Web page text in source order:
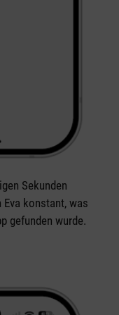
Sekunden
konstant, was
gefunden wurde.